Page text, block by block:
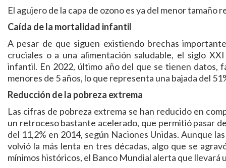
El agujero de la capa de ozono es ya del menor tamaño
Caída de la mortalidad infantil
A pesar de que siguen existiendo brechas
cruciales o a una alimentación saludable, el siglo
infantil. En 2022, último año del que se tienen datos,
menores de 5 años, lo que representa una bajada del
Reducción de la pobreza extrema
Las cifras de pobreza extrema se han reducido en
un retroceso bastante acelerado, que permitió pasar
del 11,2% en 2014, según Naciones Unidas. Aunque
volvió la más lenta en tres décadas, algo que se
mínimos históricos, el Banco Mundial alerta que llevará